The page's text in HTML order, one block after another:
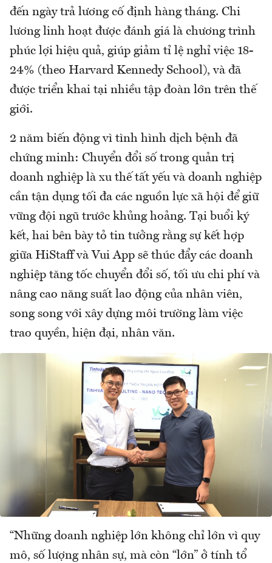
đến ngày trả lương cố định hàng tháng. Chi
lương linh hoạt được đánh giá là chương trình
phúc lợi hiệu quả, giúp giảm tỉ lệ nghỉ việc 18-
24% (theo Harvard Kennedy School), và đã
được triển khai tại nhiều tập đoàn lớn trên thế
giới.
2 năm biến động vì tình hình dịch bệnh đã
chứng minh: Chuyển đổi số trong quản trị
doanh nghiệp là xu thế tất yếu và doanh nghiệp
cần tận dụng tối đa các nguồn lực xã hội để giữ
vững đội ngũ trước khủng hoảng. Tại buổi ký
kết, hai bên bày tỏ tin tưởng rằng sự kết hợp
giữa HiStaff và Vui App sẽ thúc đẩy các doanh
nghiệp tăng tốc chuyển đổi số, tối ưu chi phí và
nâng cao năng suất lao động của nhân viên,
song song với xây dựng môi trường làm việc
trao quyền, hiện đại, nhân văn.
“Những doanh nghiệp lớn không chỉ lớn vì quy
mô, số lượng nhân sự, mà còn “lớn” ở tính tổ